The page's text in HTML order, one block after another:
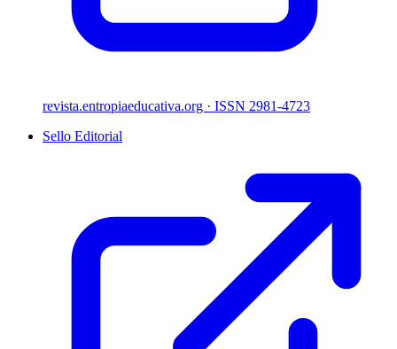
revista.entropiaeducativa.org · ISSN 2981-4723
Sello Editorial